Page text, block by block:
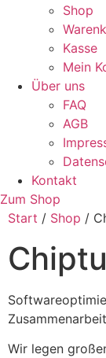
Shop
Kasse
Mein
Über uns
FAQ
AGB
Kontakt
Zum Shop
Start / Shop /
Wir legen